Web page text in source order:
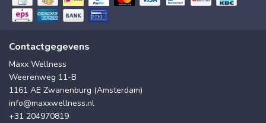
Contactgegevens
Maxx Wellness
Weerenweg 11-B
1161 AE Zwanenburg (Amsterdam)
info@maxxwellness.nl
+31 204970819